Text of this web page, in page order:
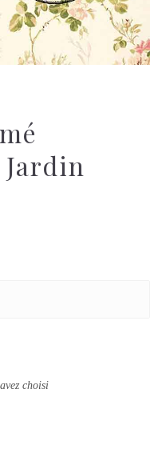
Jardin
choisi